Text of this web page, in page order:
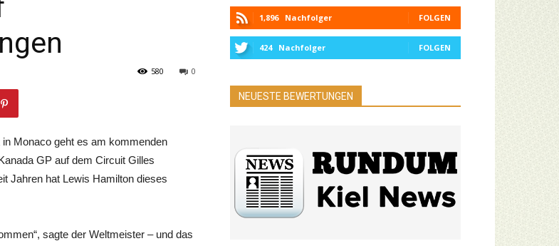
0
580
Monaco geht es am kommenden
GP auf dem Circuit Gilles
Jahren hat Lewis Hamilton dieses
sagte der Weltmeister – und das
1,896 Nachfolger FOLGEN
424 Nachfolger FOLGEN
NEUESTE BEWERTUNGEN